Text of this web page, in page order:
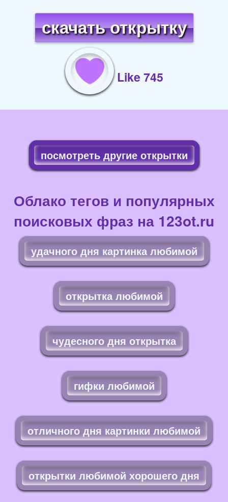
скачать открытку
Like 745
посмотреть другие открытки
Облако тегов и популярных
поисковых фраз на 123ot.ru
удачного дня картинка любимой
открытка любимой
чудесного дня открытка
гифки любимой
отличного дня картинки любимой
открытки любимой хорошего дня